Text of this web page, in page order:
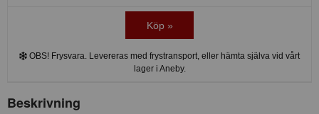
Köp »
OBS! Frysvara. Levereras med frystransport, eller hämta själva vid vårt
lager i Aneby.
Beskrivning